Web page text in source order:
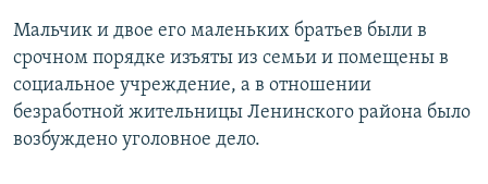
Мальчик и двое его маленьких братьев были в
срочном порядке изъяты из семьи и помещены в
социальное учреждение, а в отношении
безработной жительницы Ленинского района было
возбуждено уголовное дело.